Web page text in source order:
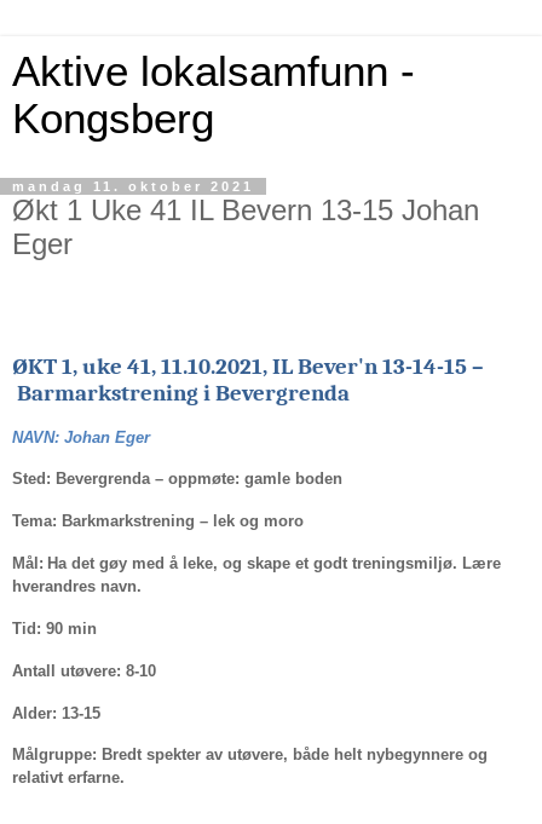
Aktive lokalsamfunn -
Kongsberg
mandag 11. oktober 2021
Økt 1 Uke 41 IL Bevern 13-15 Johan
Eger
ØKT 1, uke 41, 11.10.2021, IL Bever'n 13-14-15 –
Barmarkstrening i Bevergrenda
NAVN: Johan Eger
Sted: Bevergrenda – oppmøte: gamle boden
Tema: Barkmarkstrening – lek og moro
Mål: Ha det gøy med å leke, og skape et godt treningsmiljø. Lære
hverandres navn.
Tid: 90 min
Antall utøvere: 8-10
Alder: 13-15
Målgruppe: Bredt spekter av utøvere, både helt nybegynnere og
relativt erfarne.